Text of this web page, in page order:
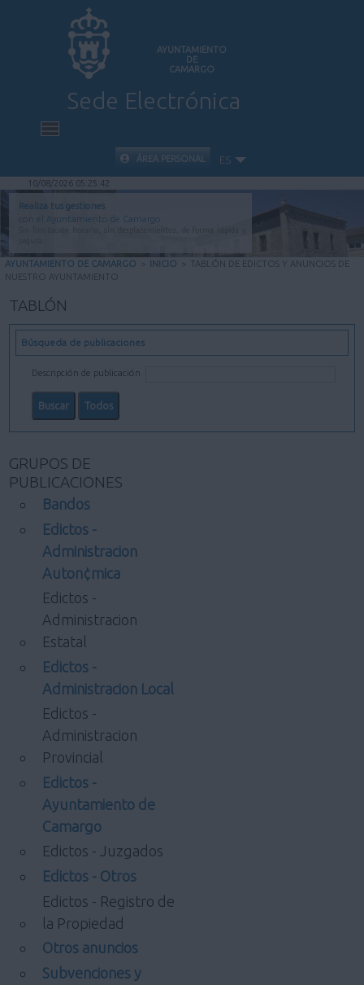
AYUNTAMIENTO
DE
CAMARGO
Sede Electrónica
INICIO
INFORMACIÓN PÚBLICA
CARPETA CIUDADANA
VALIDACIÓN DE DOCUMENTOS
AYUDA
ÁREA PERSONAL ES
10/08/2026 05:25:43
Realiza tus gestiones
con el Ayuntamiento de Camargo
AYUNTAMIENTO DE CAMARGO > INICIO > TABLÓN DE EDICTOS Y ANUNCIOS DE
NUESTRO AYUNTAMIENTO
TABLÓN
Búsqueda de publicaciones
Descripción de publicación
GRUPOS DE
PUBLICACIONES
Bandos
Edictos -
Administracion
Auton¢mica
Edictos -
Administracion
Estatal
Edictos -
Administracion Local
Edictos -
Administracion
Provincial
Edictos -
Ayuntamiento de
Camargo
Edictos - Juzgados
Edictos - Otros
Edictos - Registro de
la Propiedad
Otros anuncios
Subvenciones y